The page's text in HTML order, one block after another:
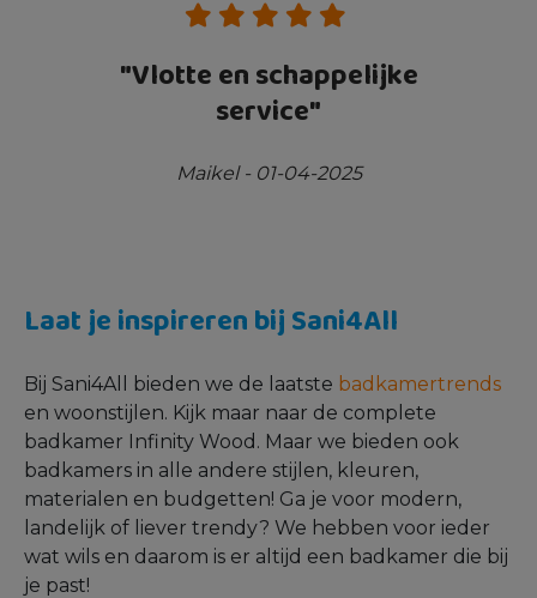
"Vlotte en schappelijke
service"
Maikel - 01-04-2025
Laat je inspireren bij Sani4All
Bij Sani4All bieden we de laatste badkamertrends
en woonstijlen. Kijk maar naar de complete
badkamer Infinity Wood. Maar we bieden ook
badkamers in alle andere stijlen, kleuren,
materialen en budgetten! Ga je voor modern,
landelijk of liever trendy? We hebben voor ieder
wat wils en daarom is er altijd een badkamer die bij
je past!